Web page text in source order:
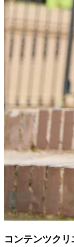
コンテンツク